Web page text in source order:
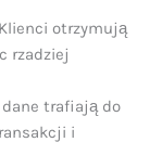
Klienci otrzymują
rzadziej
trafiają do
i